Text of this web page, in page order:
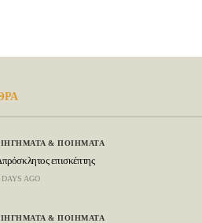
& ΠΟΙΗΜΑΤΑ
επισκέπτης
DAYS AGO
& ΠΟΙΗΜΑΤΑ